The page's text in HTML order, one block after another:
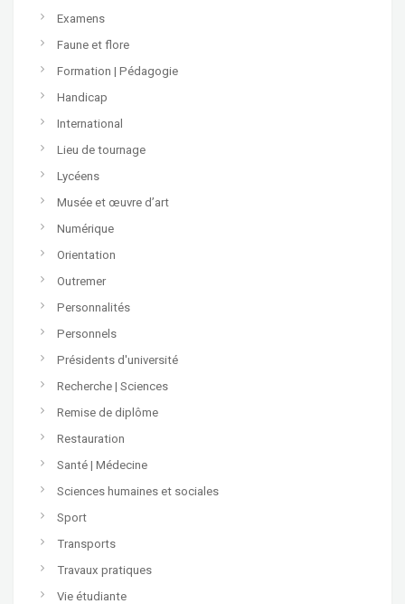
Examens
Faune et flore
Formation | Pédagogie
Handicap
International
Lieu de tournage
Lycéens
Musée et œuvre d’art
Numérique
Orientation
Outremer
Personnalités
Personnels
Présidents d'université
Recherche | Sciences
Remise de diplôme
Restauration
Santé | Médecine
Sciences humaines et sociales
Sport
Transports
Travaux pratiques
Vie étudiante